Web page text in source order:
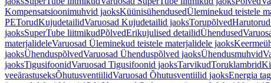
Kompensatsioonimuhvid jaoksKüünisühendusedÜleminekud teistele
PETorudKujudetailidVaruosad Kujudetailid jaoksTorupõlvedHarutorud
jaoksSuperTube liitmikudPõlvedErikujulised detailidÜhendused
materjalideleVaruosad Üleminekud teistele materjalidele jaoks
jaoksÜhenduspõlvedVaruosad Ühenduspõlved jaoksÜhendusmuhvid
jaoksTigusifoonidVaruosad Tigusifoonid jaoksTarvikudToruklambrid
veeärastuseksÕhutusventiilidVaruosad Õhutusventiilid jaoksEnergia